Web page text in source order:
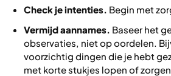
Check je intenties. Begin met
Vermijd aannames. Baseer het
observaties, niet op oordelen.
voorzichtig dingen die je hebt
met korte stukjes lopen of